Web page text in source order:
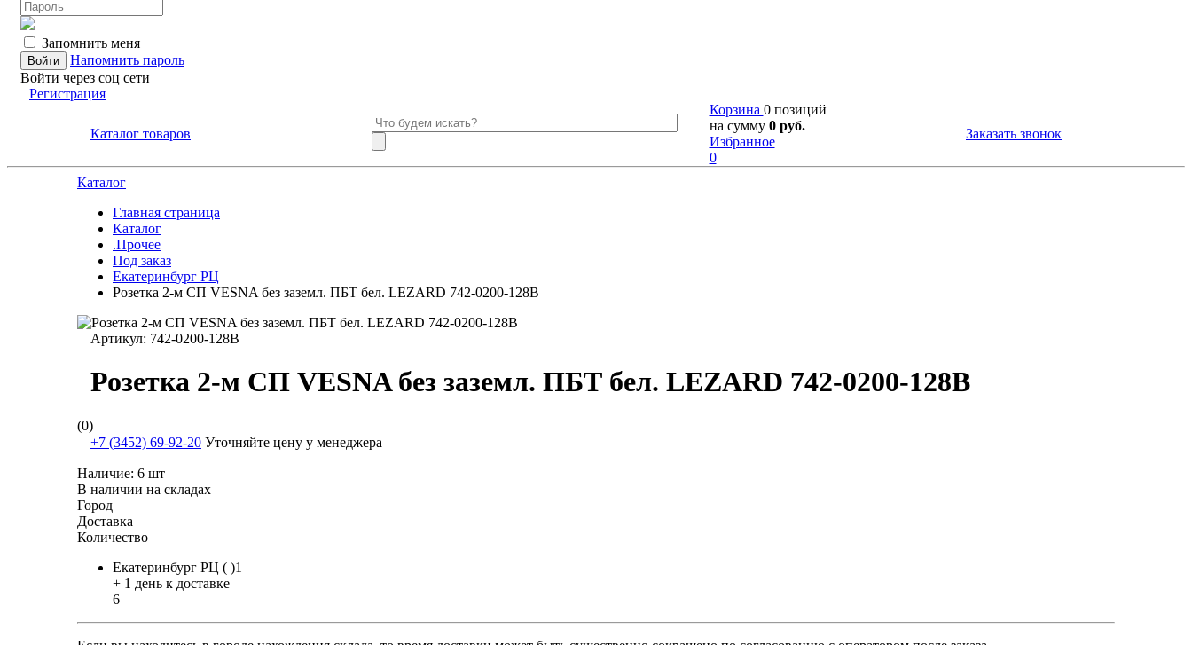
Запомнить меня
Напомнить пароль
Войти через соц сети
Регистрация
Каталог товаров
Корзина 0 позиций
на сумму 0 руб.
Избранное
0
Заказать звонок
Каталог
Главная страница
Каталог
.Прочее
Под заказ
Екатеринбург РЦ
Розетка 2-м СП VESNA без заземл. ПБТ бел. LEZARD 742-0200-128B
Артикул: 742-0200-128B
Розетка 2-м СП VESNA без заземл. ПБТ бел. LEZARD 742-0200-128B
(0)
+7 (3452) 69-92-20 Уточняйте цену у менеджера
Наличие: 6 шт
В наличии на складах
Город
Доставка
Количество
Екатеринбург РЦ ( )1
+ 1 день к доставке
6